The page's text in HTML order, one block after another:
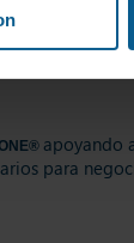
para ser
® apoyando
para